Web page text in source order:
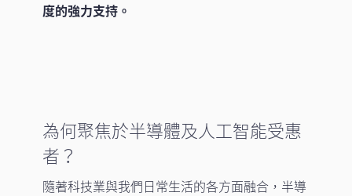
度的強力支持。
為何聚焦於半導體及人工智能受惠
者？
隨著科技業與我們日常生活的各方面融合，半導